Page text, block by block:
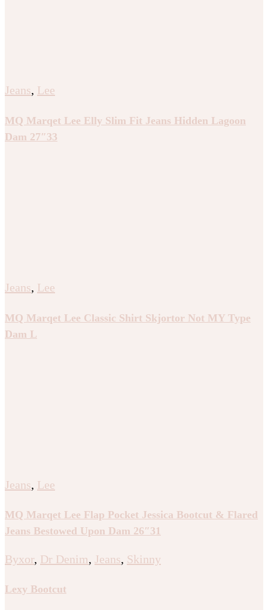
Jeans, Lee
MQ Marqet Lee Elly Slim Fit Jeans Hidden Lagoon
Dam 27″33
Jeans, Lee
MQ Marqet Lee Classic Shirt Skjortor Not MY Type
Dam L
Jeans, Lee
MQ Marqet Lee Flap Pocket Jessica Bootcut & Flared
Jeans Bestowed Upon Dam 26″31
Byxor, Dr Denim, Jeans, Skinny
Lexy Bootcut